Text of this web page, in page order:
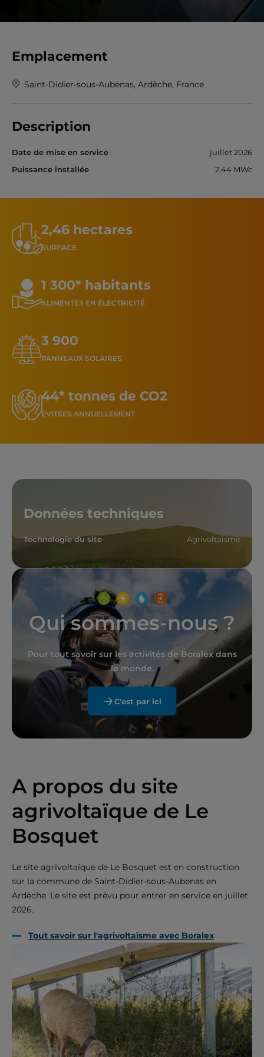
Emplacement
Saint-Didier-sous-Aubenas, Ardèche, France
Description
Date de mise en service
juillet 2026
Puissance installée
2,44 MWc
2,46 hectares
SURFACE
1 300* habitants
ALIMENTÉS EN ÉLECTRICITÉ
3 900
PANNEAUX SOLAIRES
44* tonnes de CO2
ÉVITÉES ANNUELLEMENT
Données techniques
Technologie du site Agrivoltaïsme
Qui sommes-nous ?
Pour tout savoir sur les activités de Boralex dans
le monde.
C'est par ici
A propos du site
agrivoltaïque de Le
Bosquet
Le site agrivoltaïque de Le Bosquet est en construction
sur la commune de Saint-Didier-sous-Aubenas en
Ardèche. Le site est prévu pour entrer en service en juillet
2026.
Tout savoir sur l'agrivoltaïsme avec Boralex